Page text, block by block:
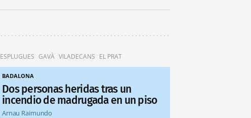
ESPLUGUES GAVÀ VILADECANS EL PRAT
BADALONA
Dos personas heridas tras un
incendio de madrugada en un piso
Arnau Raimundo